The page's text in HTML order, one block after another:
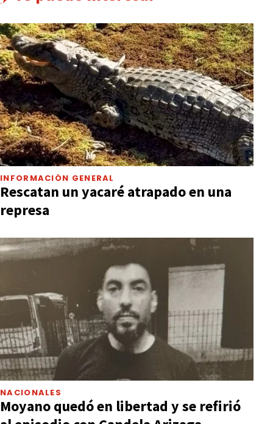
INFORMACIÓN GENERAL
Rescatan un yacaré atrapado en una
represa
NACIONALES
Moyano quedó en libertad y se refirió